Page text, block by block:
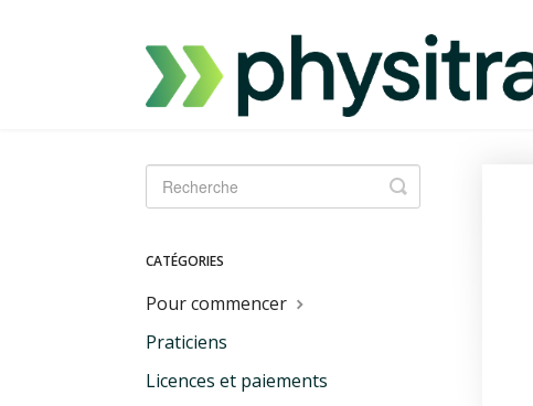
Toggle
Search
CATÉGORIES
Pour commencer
Praticiens
Licences et paiements